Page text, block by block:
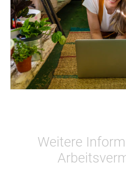
Weitere